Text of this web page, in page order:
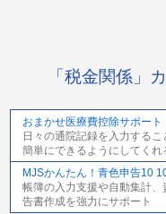
「税金関係」
おまかせ医療費控除サポート
日々の通院記録を入力する
簡単にできるようにしてくれ
MJSかんたん！青色申告10
帳簿の入力支援や自動集計
告書作成を強力にサポート